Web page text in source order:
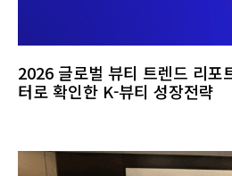
2026 글로벌 뷰티 트렌드 리포
터로 확인한 K-뷰티 성장전략